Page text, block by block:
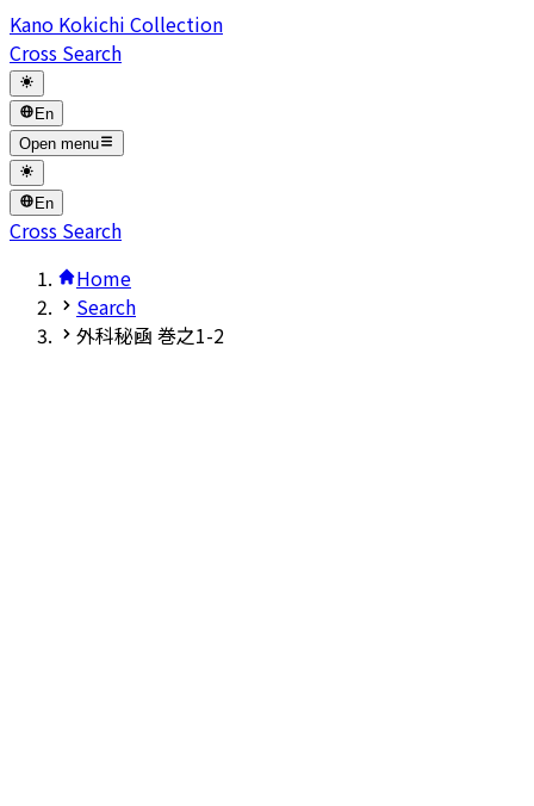
Kano Kokichi Collection
Cross Search
En
Open menu
En
Cross Search
Home
Search
外科秘凾 巻之1-2